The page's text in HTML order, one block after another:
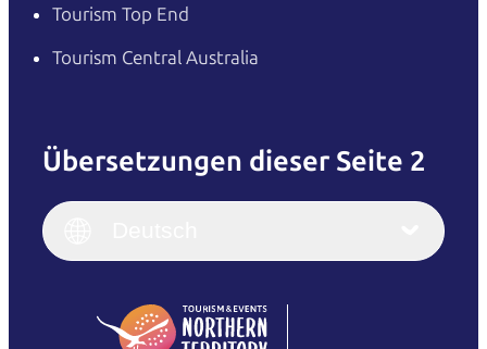
Tourism Top End
Tourism Central Australia
Übersetzungen dieser Seite 2
English
(Singapore)
Italiano